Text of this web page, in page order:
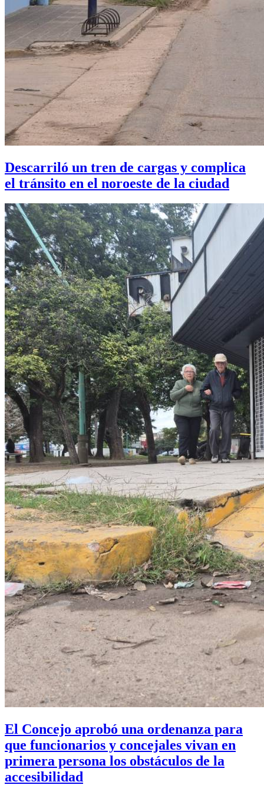
Descarriló un tren de cargas y complica
el tránsito en el noroeste de la ciudad
El Concejo aprobó una ordenanza para
que funcionarios y concejales vivan en
primera persona los obstáculos de la
accesibilidad